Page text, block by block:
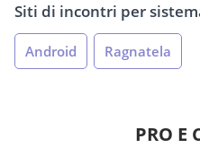
Siti di incontri per
Android Ragnatela
PRO E